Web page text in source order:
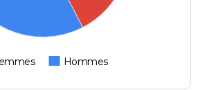
Hommes